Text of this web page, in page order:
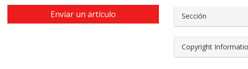
Sección
Copyright
Enviar un artículo